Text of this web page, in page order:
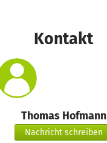
Kontakt
Thomas Hofmann
Nachricht schreiben